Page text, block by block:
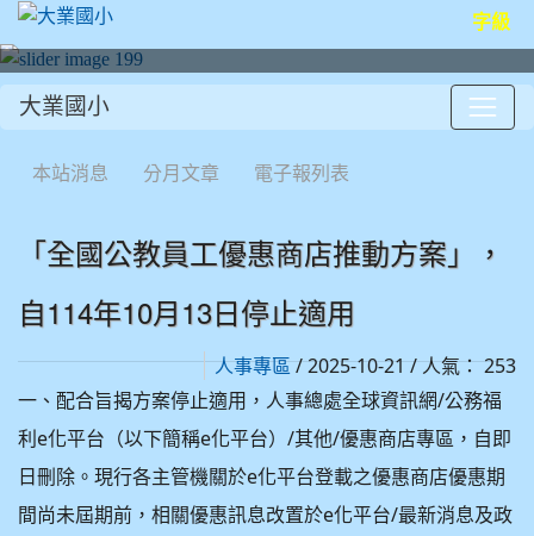
字級
大業國小
本站消息 分月文章 電子報列表
「全國公教員工優惠商店推動方案」，
自114年10月13日停止適用
人事專區/ 2025-10-21 / 人氣： 253
一、配合旨揭方案停止適用，人事總處全球資訊網/公務福
利e化平台（以下簡稱e化平台）/其他/優惠商店專區，自即
日刪除。現行各主管機關於e化平台登載之優惠商店優惠期
間尚未屆期前，相關優惠訊息改置於e化平台/最新消息及政